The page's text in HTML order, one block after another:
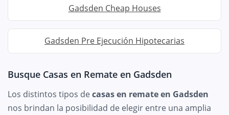
Gadsden Cheap Houses
Gadsden Pre Ejecución Hipotecarias
Busque Casas en Remate en Gadsden
Los distintos tipos decasas en remate en Gadsden
nos brindan la posibilidad de elegir entre una amplia